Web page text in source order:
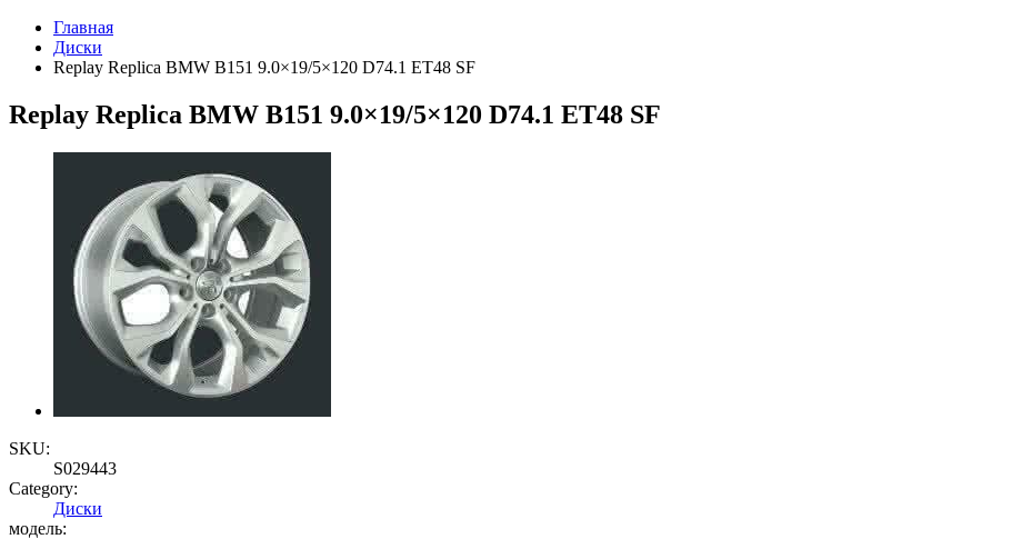
Главная
Диски
Replay Replica BMW B151 9.0×19/5×120 D74.1 ET48 SF
Replay Replica BMW B151 9.0×19/5×120 D74.1 ET48 SF
SKU:
S029443
Category:
Диски
модель: